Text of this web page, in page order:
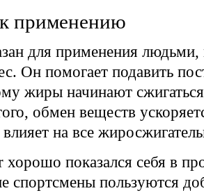
применению
для применения
Он помогает подавить
жиры начинают
обмен веществ
на все
показался себя в
спортсмены пользуются